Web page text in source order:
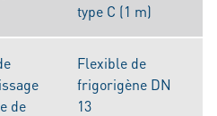
type C (1 m)
de
Flexible de
frigorigène DN
13